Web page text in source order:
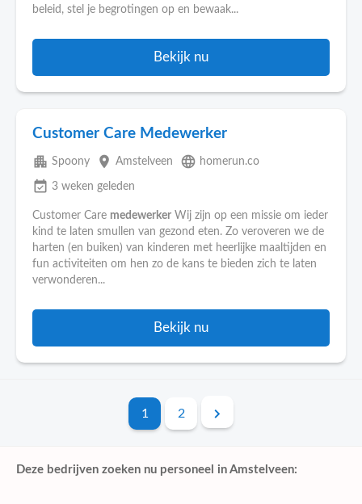
beleid, stel je begrotingen op en bewaak...
Bekijk nu
Customer Care Medewerker
apartment Spoony place Amstelveen language homerun.co
event_available 3 weken geleden
Customer Care medewerker Wij zijn op een missie om ieder
kind te laten smullen van gezond eten. Zo veroveren we de
harten (en buiken) van kinderen met heerlijke maaltijden en
fun activiteiten om hen zo de kans te bieden zich te laten
verwonderen...
Bekijk nu
1 2
Deze bedrijven zoeken nu personeel in Amstelveen: